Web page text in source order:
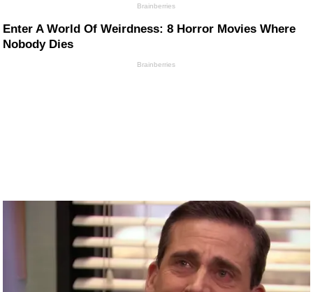
Brainberries
Enter A World Of Weirdness: 8 Horror Movies Where
Nobody Dies
Brainberries